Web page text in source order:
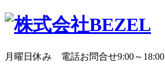
月曜日休み 電話お問合せ9:00～18:00